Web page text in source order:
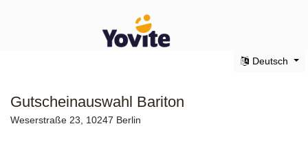
Deutsch
Gutscheinauswahl Bariton
Weserstraße 23, 10247 Berlin